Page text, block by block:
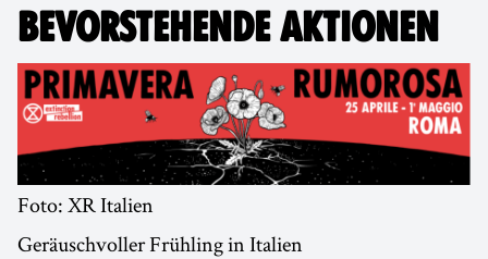
BEVORSTEHENDE AKTIONEN
Foto: XR Italien
Geräuschvoller Frühling in Italien